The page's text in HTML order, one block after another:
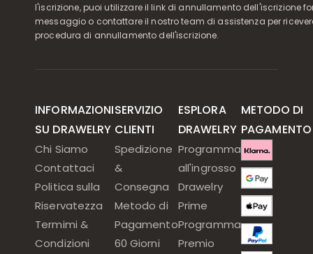
l'iscrizione, puoi utilizzare il link di annullamento dell'iscrizione
messaggio o contattare il nostro team di assistenza per
procedura di annullamento dell'iscrizione.
INFORMAZIONI
SU DRAWELRY
Chi Siamo
Contattaci
Politica sulla
Riservatezza
Termimi &
Condizioni
SERVIZIO
CLIENTI
Spedizione
&
Consegna
Metodo di
Pagamento
60 Giorni
ESPLORA
DRAWELRY
Programma
all'ingrosso
Drawelry
Prime
Programma
Premio
METODO DI
PAGAMENTO